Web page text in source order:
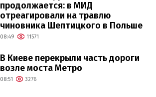
продолжается: в МИД
отреагировали на травлю
чиновника Шептицкого в Польше
08:49 11571
В Киеве перекрыли часть дороги
возле моста Метро
08:51 3276